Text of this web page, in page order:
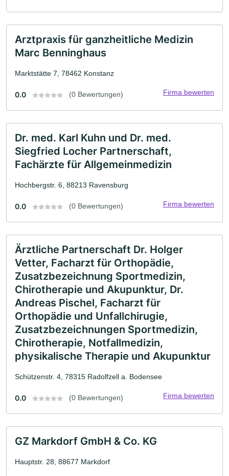
Arztpraxis für ganzheitliche Medizin
Marc Benninghaus
Marktstätte 7, 78462 Konstanz
0.0 (0 Bewertungen) Firma bewerten
Dr. med. Karl Kuhn und Dr. med.
Siegfried Locher Partnerschaft,
Fachärzte für Allgemeinmedizin
Hochbergstr. 6, 88213 Ravensburg
0.0 (0 Bewertungen) Firma bewerten
Ärztliche Partnerschaft Dr. Holger
Vetter, Facharzt für Orthopädie,
Zusatzbezeichnung Sportmedizin,
Chirotherapie und Akupunktur, Dr.
Andreas Pischel, Facharzt für
Orthopädie und Unfallchirugie,
Zusatzbezeichnungen Sportmedizin,
Chirotherapie, Notfallmedizin,
physikalische Therapie und Akupunktur
Schützenstr. 4, 78315 Radolfzell a. Bodensee
0.0 (0 Bewertungen) Firma bewerten
GZ Markdorf GmbH & Co. KG
Hauptstr. 28, 88677 Markdorf